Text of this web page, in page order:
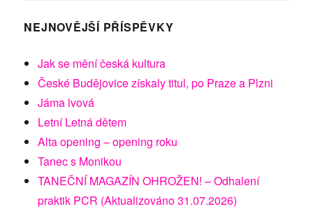
NEJNOVĚJŠÍ PŘÍSPĚVKY
Jak se mění česká kultura
České Budějovice získaly titul, po Praze a Plzni
Jáma lvová
Letní Letná dětem
Alta opening – opening roku
Tanec s Monikou
TANEČNÍ MAGAZÍN OHROŽEN! – Odhalení
praktik PCR (Aktualizováno 31.07.2026)